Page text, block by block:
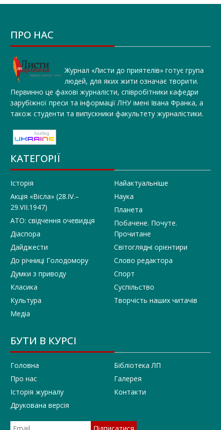
ПРО НАС
Журнал «Листи до приятелів» готує група
людей, для яких жити означає творити.
Первинно це фахові журналісти, співробітники кафедри
зарубіжної преси та інформації ЛНУ імені Івана Франка, а
також студенти та випускники факультету журналістики.
КАТЕГОРІЇ
Історія
Акція «Вісла» (28.IV.–
29.VII.1947)
АТО: свідчення очевидця
Діаспора
Дайджести
До річниці Голодомору
Думки з приводу
Класика
Культура
Медіа
Найактуальніше
Наука
Планета
Побачене. Почуте.
Прочитане
Світоглядні орієнтири
Слово редактора
Спорт
Суспільство
Творчість наших читачів
БУТИ В КУРСІ
Головна
Про нас
Історія журналу
Друкована версія
Бібліотека ЛП
Галерея
Контакти